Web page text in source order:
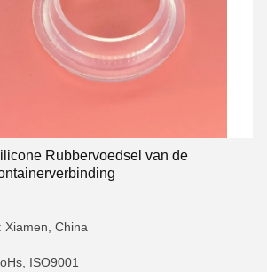
Rubbervoedsel van de
Xiamen, China
ISO9001